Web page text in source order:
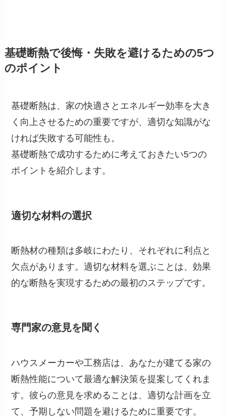
基礎断熱で後悔・失敗を避けるための5つ
のポイント
基礎断熱は、家の快適さとエネルギー効率を大き
く向上させるための重要ですが、適切な知識がな
ければ失敗する可能性も。
基礎断熱で成功するために考えておきたい5つの
ポイントを紹介します。
適切な材料の選択
断熱材の種類は多岐にわたり、それぞれに利点と
欠点があります。適切な材料を選ぶことは、効果
的な断熱を実現するための最初のステップです。
専門家の意見を聞く
ハウスメーカーや工務店は、あなたが建てる家の
断熱性能について最適な解決策を提案してくれま
す。彼らの意見を求めることは、適切な計画を立
て、予期しない問題を避けるために重要です。